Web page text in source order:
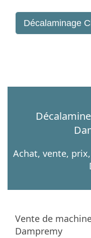
Décalaminage
Achat, vente,
Vente de
Dampremy